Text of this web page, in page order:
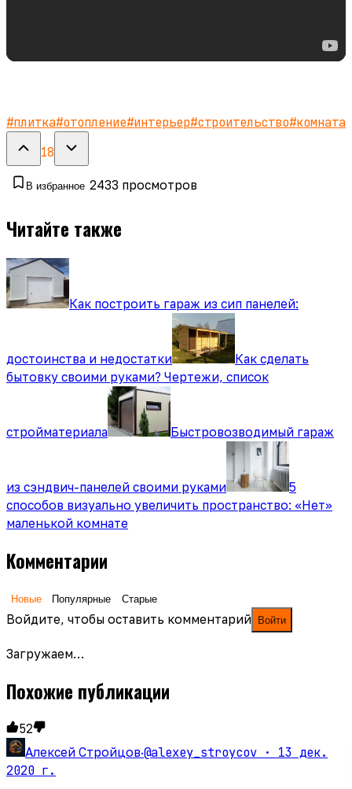
#плитка#отопление#интерьер#строительство#комната
18
В избранное 2433 просмотров
Читайте также
Как построить гараж из сип панелей:
достоинства и недостатки
Как сделать
бытовку своими руками? Чертежи, список
стройматериала Быстровозводимый гараж
из сэндвич-панелей своими руками
5
способов визуально увеличить пространство: «Нет»
маленькой комнате
Комментарии
Новые Популярные Старые
Войдите, чтобы оставить комментарий Войти
Загружаем…
Похожие публикации
52
Алексей Стройцов·@alexey_stroycov · 13 дек.
2020 г.